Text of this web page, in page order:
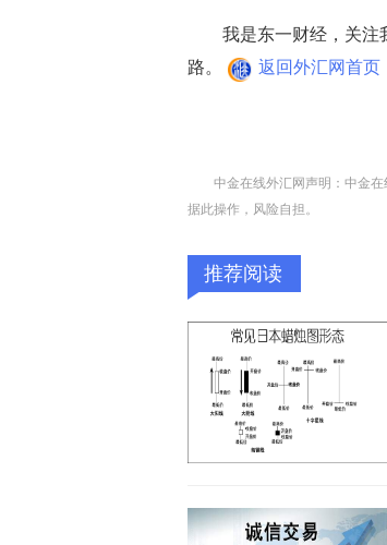
我是东一财经，关注我
路。
返回外汇网首页
中金在线外汇网声明：中金
据此操作，风险自担。
推荐阅读